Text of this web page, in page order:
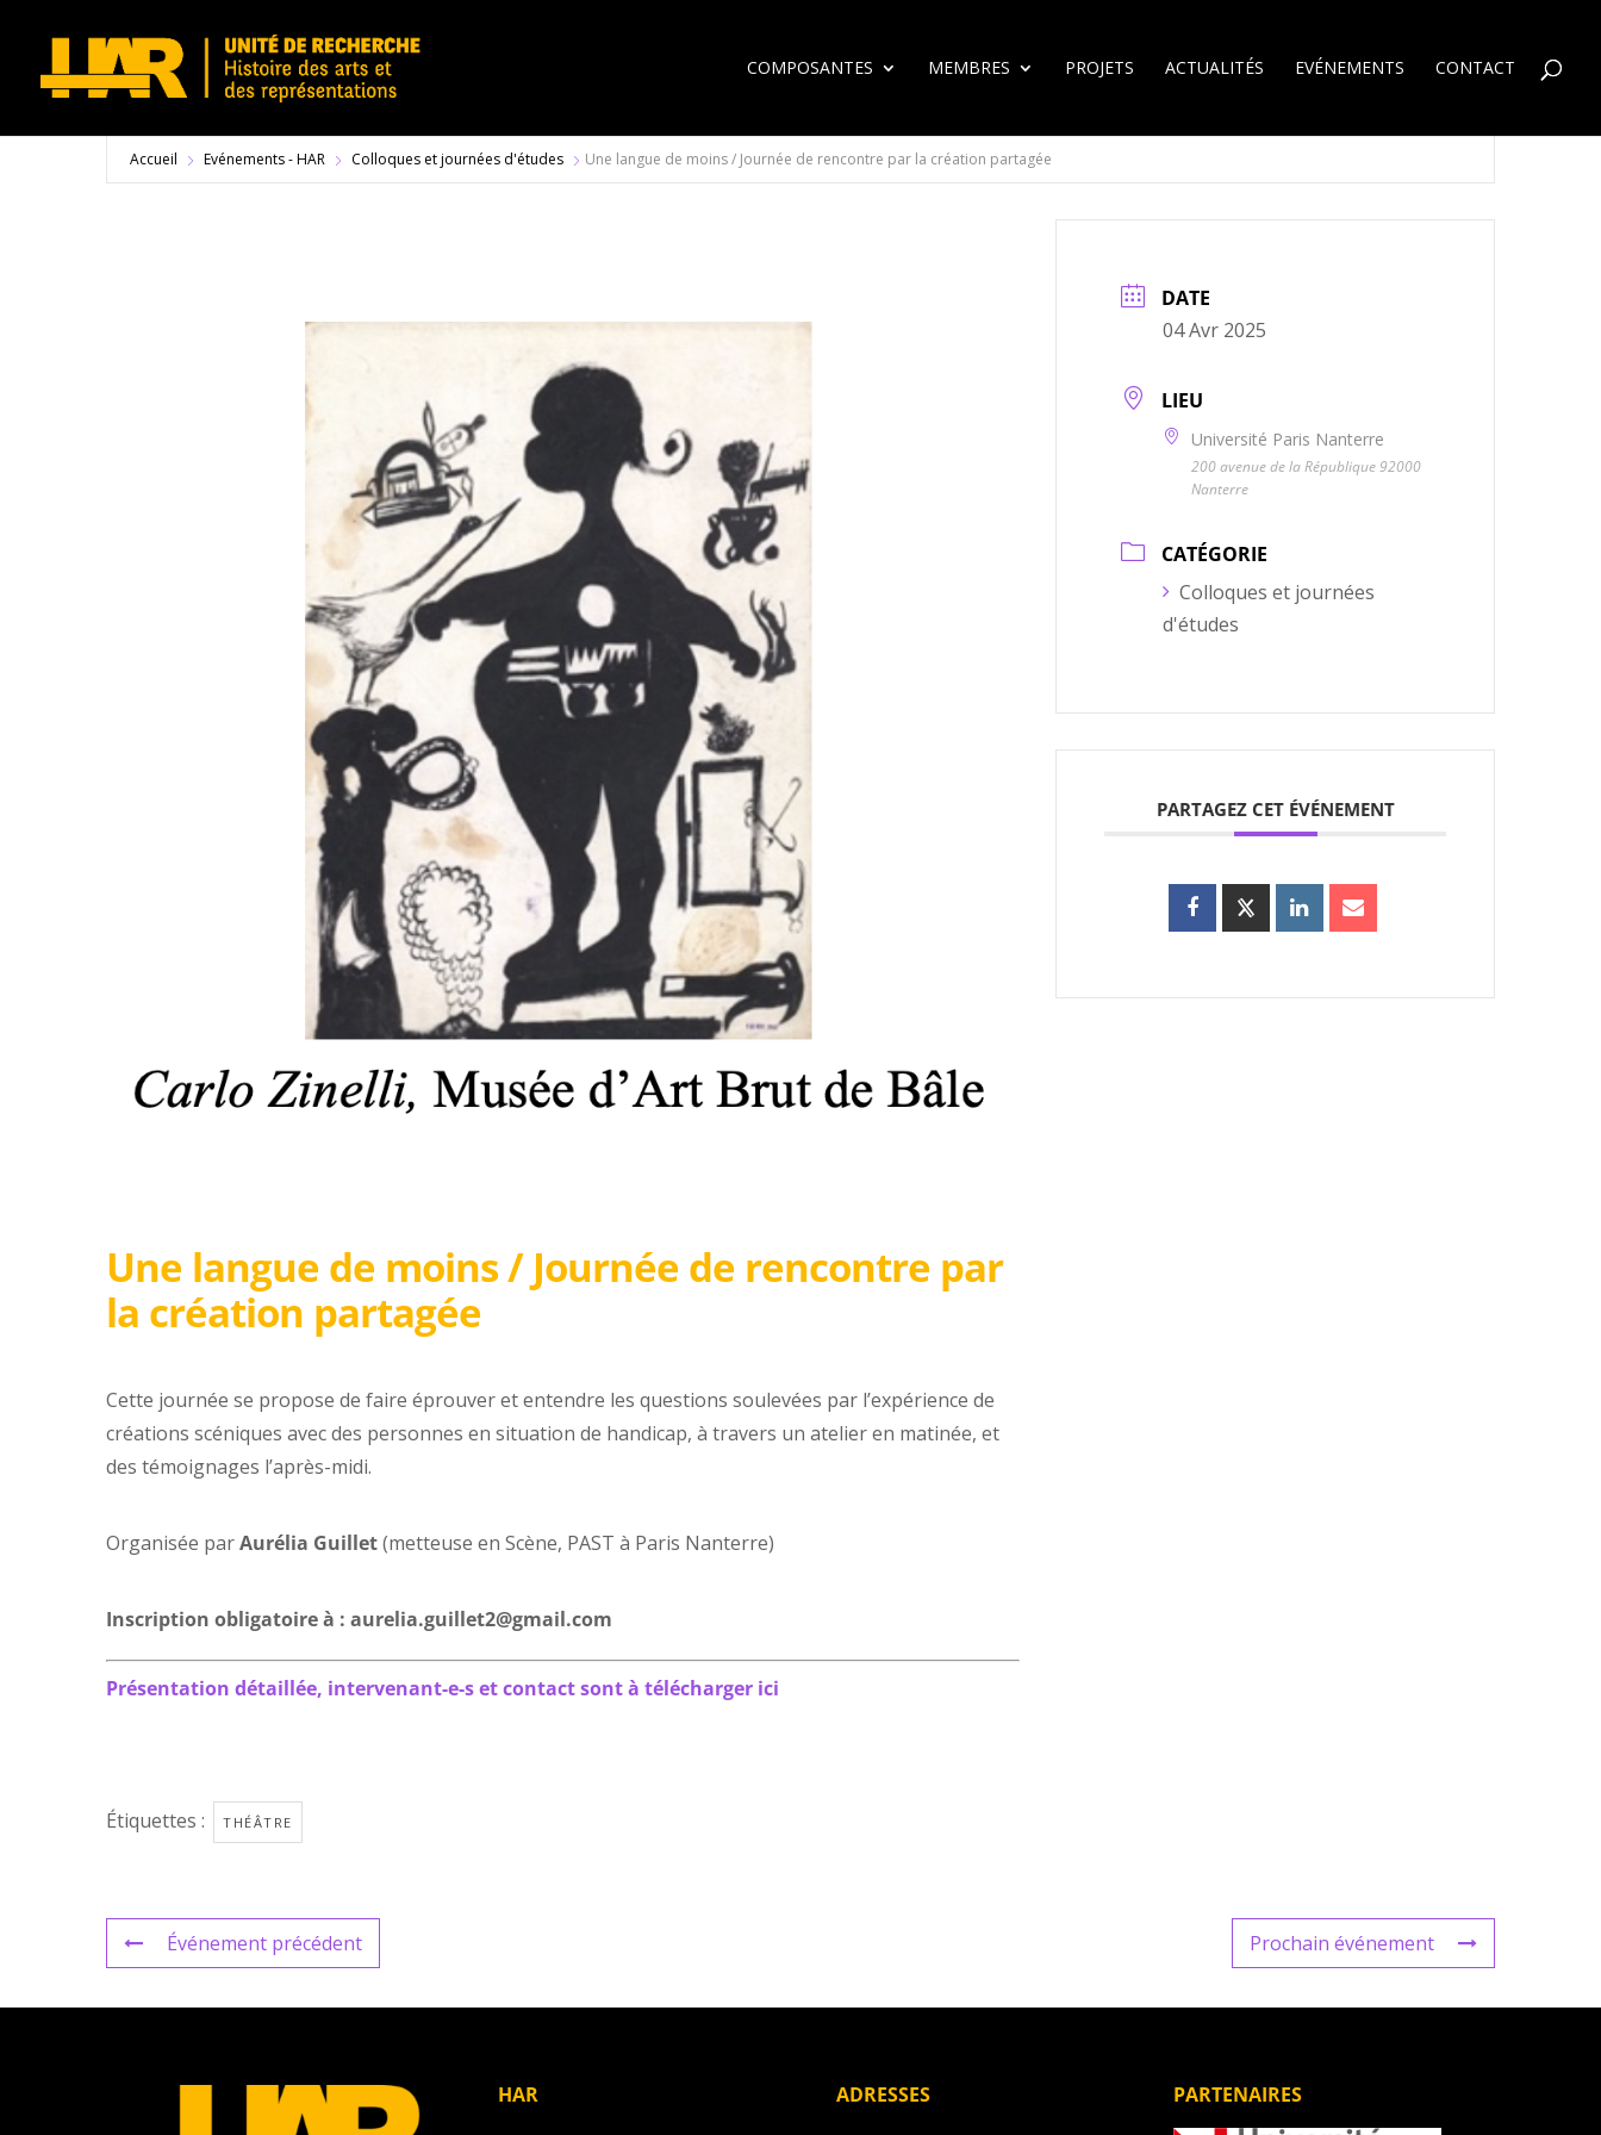
COMPOSANTES MEMBRES PROJETS ACTUALITÉS EVÉNEMENTS CONTACT
Accueil Evénements - HAR Colloques et journées d'études Une langue de moins / Journée de rencontre par la création partagée
Une langue de moins / Journée de rencontre par
la création partagée
Cette journée se propose de faire éprouver et entendre les questions soulevées par l’expérience de
créations scéniques avec des personnes en situation de handicap, à travers un atelier en matinée, et
des témoignages l’après-midi.
Organisée parAurélia Guillet(metteuse en Scène, PAST à Paris Nanterre)
Inscription obligatoire à : aurelia.guillet2@gmail.com
Présentation détaillée, intervenant-e-s et contact sont à télécharger ici
Étiquettes : THÉÂTRE
DATE
04 Avr 2025
LIEU
Université Paris Nanterre
200 avenue de la République 92000
Nanterre
CATÉGORIE
Colloques et journées
d'études
PARTAGEZ CET ÉVÉNEMENT
Événement précédent Prochain événement
HAR ADRESSES PARTENAIRES